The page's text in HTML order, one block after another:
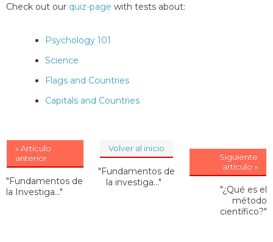
Check out our quiz-page with tests about:
Psychology 101
Science
Flags and Countries
Capitals and Countries
« Artículo
anterior
"Fundamentos de
la Investiga..."
Volver al inicio
"Fundamentos de
la investiga..."
Siguiente
artículo »
"¿Qué es el
método
científico?"